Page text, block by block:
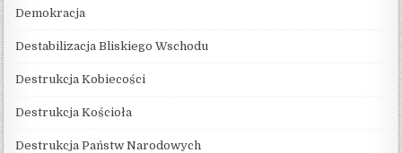
Demokracja
Destabilizacja Bliskiego Wschodu
Destrukcja Kobiecości
Destrukcja Kościoła
Destrukcja Państw Narodowych